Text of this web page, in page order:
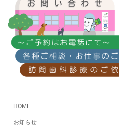
HOME
お知らせ